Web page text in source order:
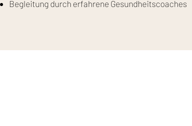
Begleitung durch erfahrene Gesundheitscoaches